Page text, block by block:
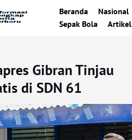
Beranda Nasional
Sepak Bola
Artikel
Gibran Tinjau
di SDN 61